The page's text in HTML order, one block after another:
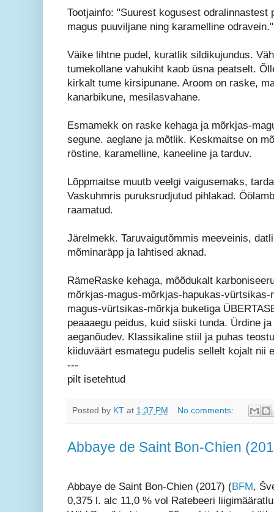
Tootjainfo: "Suurest kogusest odralinnastest
magus puuviljane ning karamelline odravein."
Väike lihtne pudel, kuratlik sildikujundus.
tumekollane vahukiht kaob üsna peatselt.
kirkalt tume kirsipunane. Aroom on raske,
kanarbikune, mesilasvahane.
Esmamekk on raske kehaga ja mõrkjas-
segune. aeglane ja mõtlik. Keskmaitse on
röstine, karamelline, kaneeline ja tarduv.
Lõppmaitse muutb veelgi vaigusemaks,
Vaskuhmris puruksrudjutud pihlakad.
raamatud.
Järelmekk. Taruvaigutõmmis meeveinis,
mõminaräpp ja lahtised aknad.
RämeRaske kehaga, mõõdukalt
mõrkjas-magus-mõrkjas-hapukas-
magus-vürtsikas-mõrkja buketiga
peaaaegu peidus, kuid siiski tunda. Ürdine
aeganõudev. Klassikaline stiil ja puhas
kiiduväärt esmategu pudelis sellelt kojalt nii
---
pilt isetehtud
Posted by KT at 1:37 PM No comments:
Abbaye de Saint Bon-Chien
Abbaye de Saint Bon-Chien (2017) (BFM,
0,375 l. alc 11,0 % vol Ratebeeri